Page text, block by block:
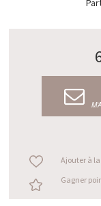
Ajouter à
Gagner